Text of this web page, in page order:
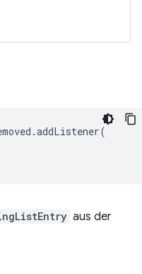
.addListener(
aus der